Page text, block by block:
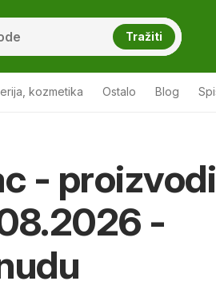
Tražiti
kozmetika Ostalo Blog
- proizvodi
-